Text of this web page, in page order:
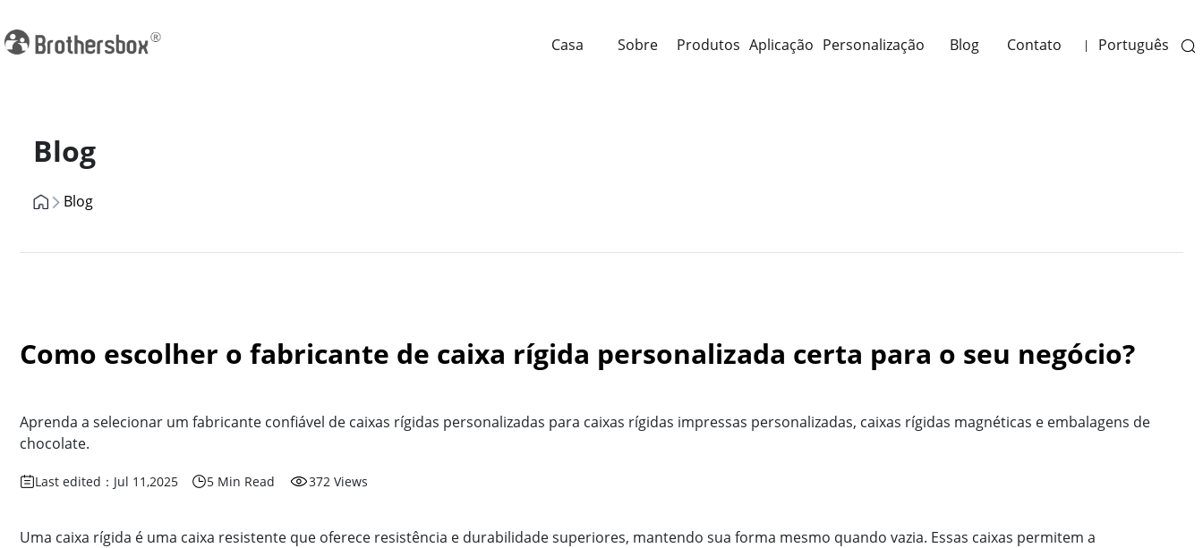
Casa Sobre Produtos Aplicação Personalização Blog Contato | Português
Blog
Blog
Como escolher o fabricante de caixa rígida personalizada certa para o seu negócio?
Aprenda a selecionar um fabricante confiável de caixas rígidas personalizadas para caixas rígidas impressas personalizadas, caixas rígidas magnéticas e embalagens de
chocolate.
Last edited：Jul 11,2025 5 Min Read 372 Views
Uma caixa rígida é uma caixa resistente que oferece resistência e durabilidade superiores, mantendo sua forma mesmo quando vazia. Essas caixas permitem a